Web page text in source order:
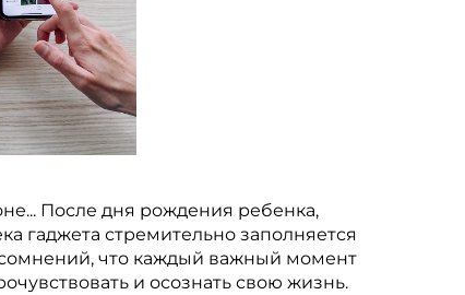
После дня рождения ребенка,
гаджета стремительно заполняется
что каждый важный момент
и осознать свою жизнь.